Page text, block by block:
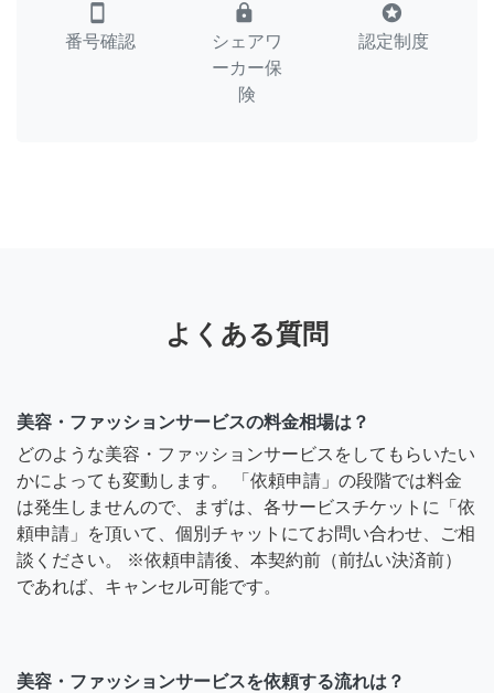
smartphone
番号確認
lock
シェアワ
ーカー保
険
stars
認定制度
よくある質問
美容・ファッションサービスの料金相場は？
どのような美容・ファッションサービスをしてもらいたい
かによっても変動します。 「依頼申請」の段階では料金
は発生しませんので、まずは、各サービスチケットに「依
頼申請」を頂いて、個別チャットにてお問い合わせ、ご相
談ください。 ※依頼申請後、本契約前（前払い決済前）
であれば、キャンセル可能です。
美容・ファッションサービスを依頼する流れは？